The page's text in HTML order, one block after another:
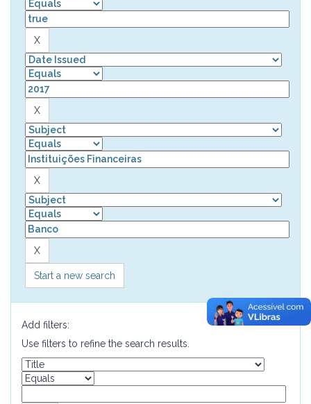
Start a new search
Add filters:
Use filters to refine the search results.